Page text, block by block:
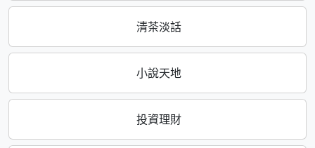
清茶淡話
小說天地
投資理財